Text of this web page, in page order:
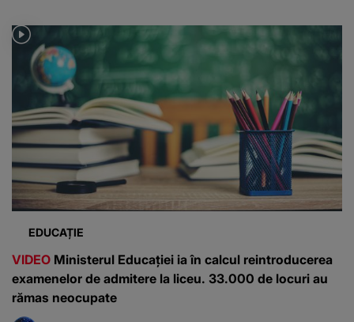
EDUCAȚIE
VIDEO Ministerul Educației ia în calcul reintroducerea
examenelor de admitere la liceu. 33.000 de locuri au
rămas neocupate